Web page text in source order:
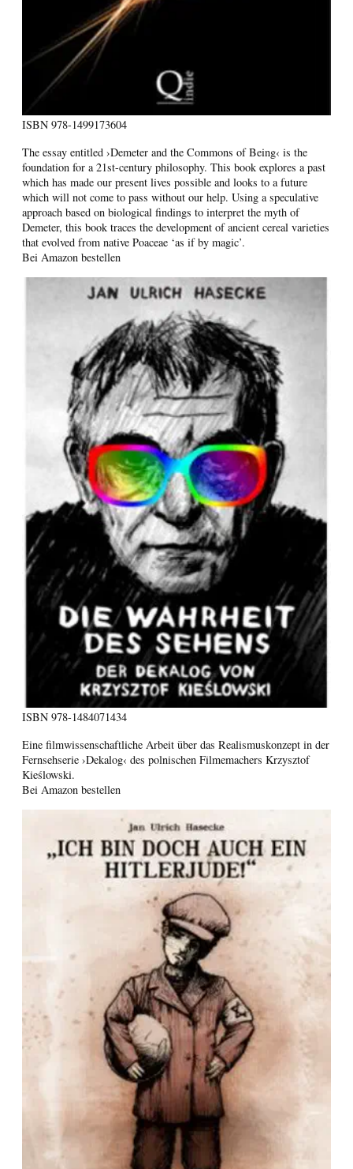
ISBN 978-1499173604
The essay entitled ›Demeter and the Commons of Being‹ is the
foundation for a 21st-century philosophy. This book explores a past
which has made our present lives possible and looks to a future
which will not come to pass without our help. Using a speculative
approach based on biological findings to interpret the myth of
Demeter, this book traces the development of ancient cereal varieties
that evolved from native Poaceae ‘as if by magic’.
Bei Amazon bestellen
ISBN 978-1484071434
Eine filmwissenschaftliche Arbeit über das Realismuskonzept in der
Fernsehserie ›Dekalog‹ des polnischen Filmemachers Krzysztof
Kieślowski.
Bei Amazon bestellen